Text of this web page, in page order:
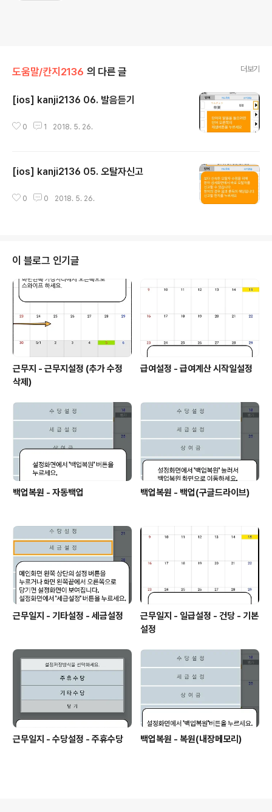
도움말/칸지2136 의 다른 글 더보기
[ios] kanji2136 06. 발음듣기
0 1 2018. 5. 26.
[ios] kanji2136 05. 오탈자신고
0 0 2018. 5. 26.
이 블로그 인기글
근무지 - 근무지설정 (추가 수정
삭제)
급여설정 - 급여계산 시작일설정
백업복원 - 자동백업 백업복원 - 백업(구글드라이브)
근무일지 - 기타설정 - 세금설정
근무일지 - 일급설정 - 건당 - 기본
설정
근무일지 - 수당설정 - 주휴수당 백업복원 - 복원(내장메모리)